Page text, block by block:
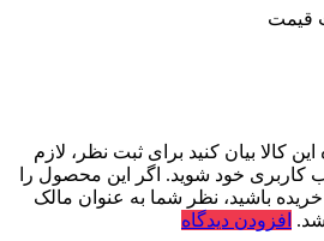
قیمت
کالا بیان کنید برای ثبت نظر، لازم
کاربری خود شوید. اگر این محصول را
خریده باشید، نظر شما به عنوان مالک
افزودن دیدگاه